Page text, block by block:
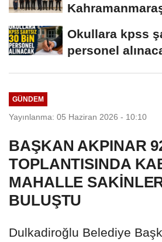
Okullara kpss
personel
GÜNDEM
Yayınlanma: 05 Haziran 2026 - 10:10
BAŞKAN AKPINAR
TOPLANTISINDA
MAHALLE
BULUŞTU
Dulkadiroğlu Belediye